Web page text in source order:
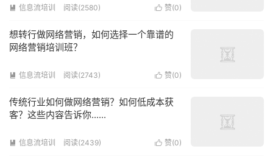
 赞(0)
 信息流培训 阅读(2580)
想转行做网络营销，如何选择一个靠谱的
网络营销培训班？
 赞(0)
 信息流培训 阅读(2743)
传统行业如何做网络营销？如何低成本获
客？这些内容告诉你......
 赞(0)
 信息流培训 阅读(2439)